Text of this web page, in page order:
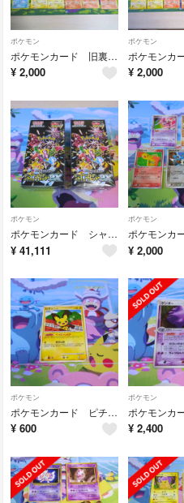
ポケモン
ポケモンカード 旧裏 ノーマル 第1弾 18枚セット
¥ 2,000
ポケモン
¥ 2,000
ポケモン
ポケモンカード シャイニートレジャーex 未開封BOX ２ケセット
¥ 41,111
ポケモン
¥ 2,000
ポケモン
ポケモンカード ピチュー ベィビィしんか 030/090★
¥ 600
ポケモン
¥ 2,400